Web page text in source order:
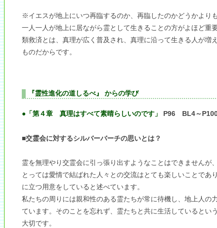
※イエスが地上にいつ再臨するのか、再臨したのかどうかより
一人一人が地上に居ながら霊として生きることの方がよほど重
類救済とは、真理が広く普及され、真理に沿って生きる人が増
ものだからです。
『霊性進化の道しるべ』 からの学び
●「第４章 真理はすべて素晴らしいのです」 P96 BL4～
■交霊会に対するシルバーバーチの思いとは？
霊を無理やり交霊会に引っ張り出すようなことはできませんが
とっては愛情で結ばれた人々との交流はとても楽しいことであ
に立つ用意をしていると述べています。
私たちの周りには親和性のある霊たちが常に待機し、地上人の
ています。そのことを忘れず、霊たちと共に生活しているとい
大切です。